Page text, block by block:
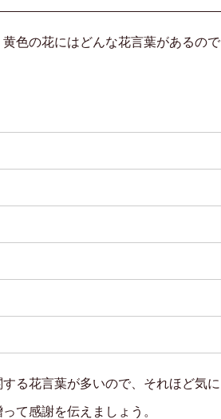
色の花にはどんな花言葉があるので
る花言葉が多いので、それほど気に
て感謝を伝えましょう。